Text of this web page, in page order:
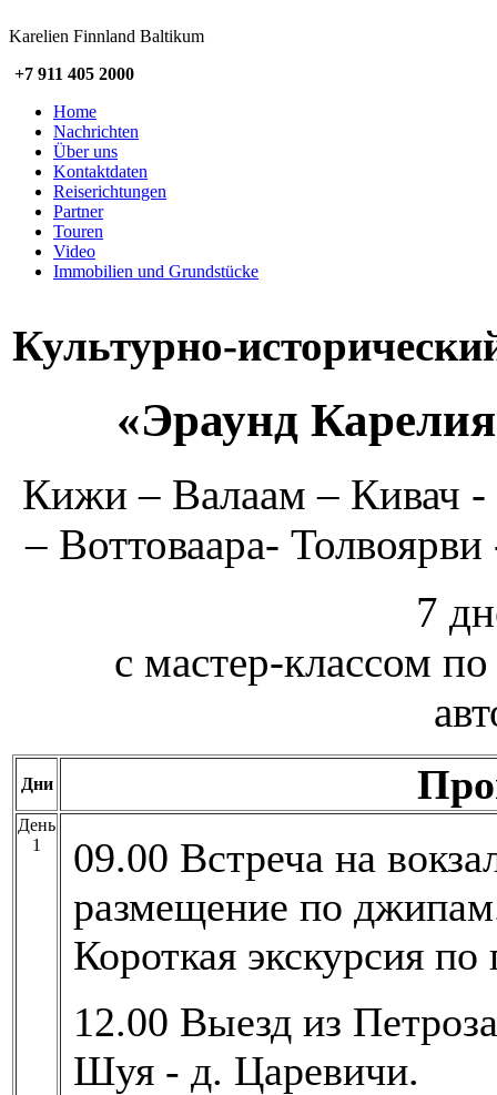
Karelien Finnland Baltikum
+7 911 405 2000
Home
Nachrichten
Über uns
Kontaktdaten
Reiserichtungen
Partner
Touren
Video
Immobilien und Grundstücke
Культурно-
«Эраунд
Кижи – Валаам – Кивач
– Воттоваара-
7
с мастер-классом
Дни
День
1
09.00 Встреча на
размещение по
Короткая экскурсия по
12.00 Выезд из
Шуя - д. Царевичи.